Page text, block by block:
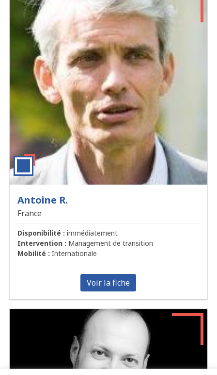
Antoine R.
France
Disponibilité :immédiatement
Intervention : Management de transition
Mobilité :Internationale
Voir la fiche